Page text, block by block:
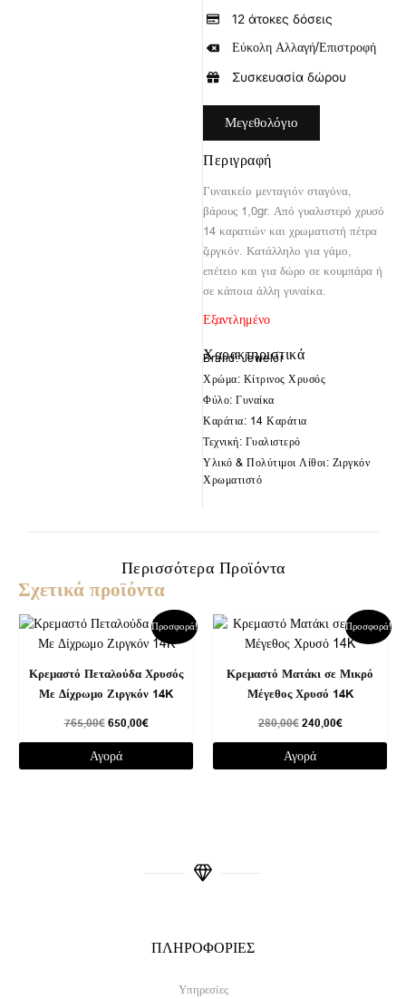
12 άτοκες δόσεις
Εύκολη Αλλαγή/Επιστροφή
Συσκευασία δώρου
Μεγεθολόγιο
Περιγραφή
Γυναικείο μενταγιόν σταγόνα,
βάρους 1,0gr. Από γυαλιστερό χρυσό
14 καρατιών και χρωματιστή πέτρα
ζιργκόν. Κατάλληλο για γάμο,
επέτειο και για δώρο σε κουμπάρα ή
σε κάποια άλλη γυναίκα.
Εξαντλημένο
Χαρακτηριστικά
Brand: Jewelor
Χρώμα: Κίτρινος Χρυσός
Φύλο: Γυναίκα
Καράτια: 14 Καράτια
Τεχνική: Γυαλιστερό
Υλικό & Πολύτιμοι Λίθοι: Ζιργκόν
Χρωματιστό
Περισσότερα Προϊόντα
Σχετικά προϊόντα
Προσφορά!
Κρεμαστό Πεταλούδα Χρυσός
Με Δίχρωμο Ζιργκόν 14K
765,00€
Original
was:
650,00€
Η
τρέχουσα
τιμή
650,00€.
Αγορά
Προσφορά!
Κρεμαστό Ματάκι σε Μικρό
Μέγεθος Χρυσό 14K
280,00€
Original
was:
240,00€
Η
τρέχουσα
τιμή
240,00€.
Αγορά
ΠΛΗΡΟΦΟΡΙΕΣ
Υπηρεσίες